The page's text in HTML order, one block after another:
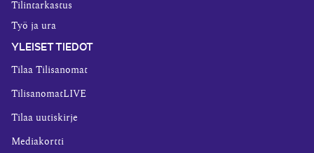
Tilintarkastus
Työ ja ura
YLEISET TIEDOT
Tilaa Tilisanomat
TilisanomatLIVE
Tilaa uutiskirje
Mediakortti